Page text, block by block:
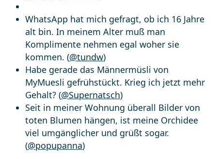
WhatsApp hat mich gefragt, ob ich 16 Jahre
alt bin. In meinem Alter muß man
Komplimente nehmen egal woher sie
kommen. (@tundw)
Habe gerade das Männermüsli von
MyMuesli gefrühstückt. Krieg ich jetzt mehr
Gehalt? (@Supernatsch)
Seit in meiner Wohnung überall Bilder von
toten Blumen hängen, ist meine Orchidee
viel umgänglicher und grüßt sogar.
(@popupanna)